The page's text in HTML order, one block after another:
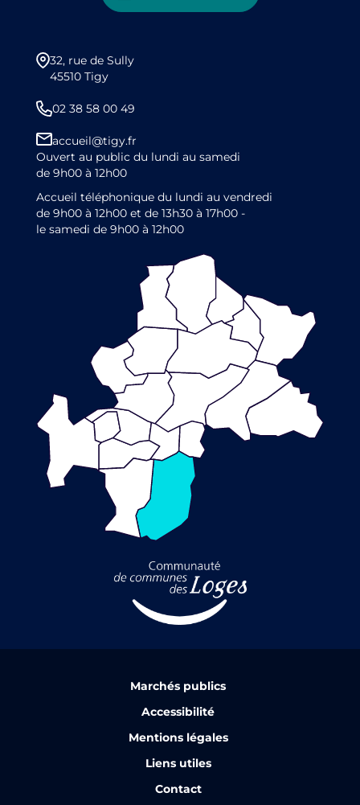
32, rue de Sully
45510 Tigy
02 38 58 00 49
accueil@tigy.fr
Ouvert au public du lundi au samedi
de 9h00 à 12h00
Accueil téléphonique du lundi au vendredi
de 9h00 à 12h00 et de 13h30 à 17h00 -
le samedi de 9h00 à 12h00
Marchés publics
Accessibilité
Mentions légales
Liens utiles
Contact